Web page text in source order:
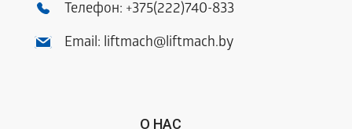
Телефон: +375(222)740-833
Email: liftmach@liftmach.by
О НАС